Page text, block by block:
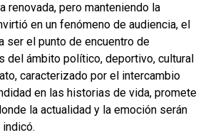
renovada, pero manteniendo la
en un fenómeno de audiencia, el
ser el punto de encuentro de
del ámbito político, deportivo, cultural
caracterizado por el intercambio
en las historias de vida, promete
la actualidad y la emoción serán